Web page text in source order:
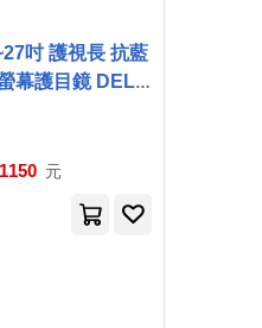
吋 護視長 抗藍
幕護目鏡 DELL
無 DELL
1150 元